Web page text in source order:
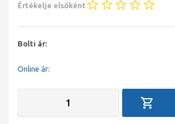
Értékelje elsőként
Bolti ár:
Online ár: